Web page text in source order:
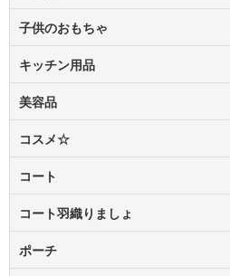
子供のおもちゃ
キッチン用品
美容品
コスメ☆
コート
コート羽織りましょ
ポーチ